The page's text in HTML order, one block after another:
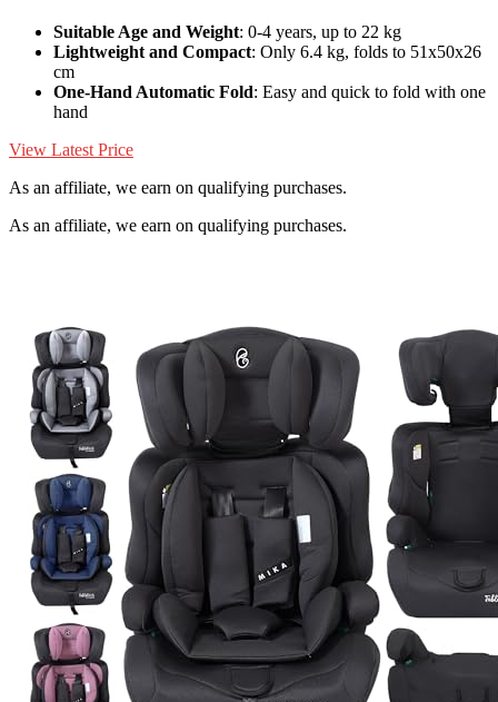
Suitable Age and Weight: 0-4 years, up to 22 kg
Lightweight and Compact: Only 6.4 kg, folds to 51x50x26
cm
One-Hand Automatic Fold: Easy and quick to fold with one
hand
View Latest Price
As an affiliate, we earn on qualifying purchases.
As an affiliate, we earn on qualifying purchases.